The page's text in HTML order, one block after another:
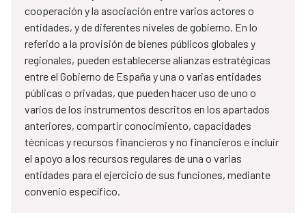
cooperación y la asociación entre varios actores o
entidades, y de diferentes niveles de gobierno. En lo
referido a la provisión de bienes públicos globales y
regionales, pueden establecerse alianzas estratégicas
entre el Gobierno de España y una o varias entidades
públicas o privadas, que pueden hacer uso de uno o
varios de los instrumentos descritos en los apartados
anteriores, compartir conocimiento, capacidades
técnicas y recursos financieros y no financieros e incluir
el apoyo a los recursos regulares de una o varias
entidades para el ejercicio de sus funciones, mediante
convenio específico.